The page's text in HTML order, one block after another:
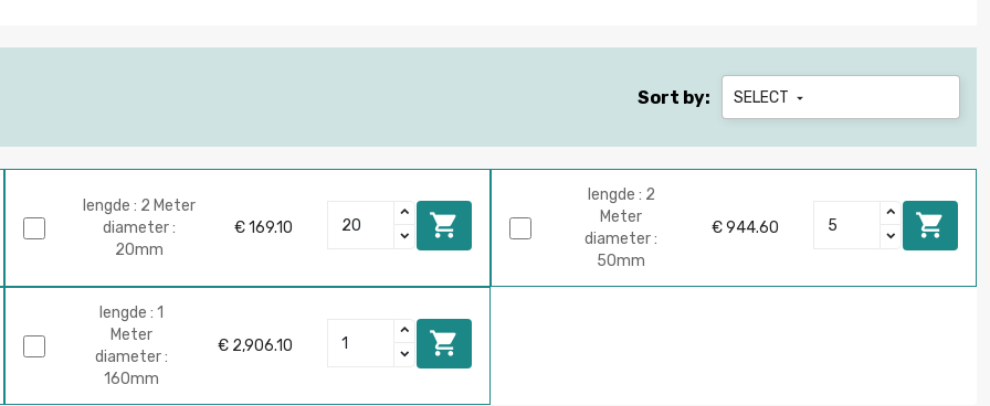
Sort by: SELECT 
lengde : 2 Meter
diameter :
20mm
€ 169.10 
lengde : 2
Meter
diameter :
50mm
€ 944.60 
lengde : 1
Meter
diameter :
160mm
€ 2,906.10 